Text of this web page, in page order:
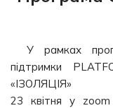
У рамках
підтримки
«ІЗОЛЯЦІЯ»
23 квітня у zoom